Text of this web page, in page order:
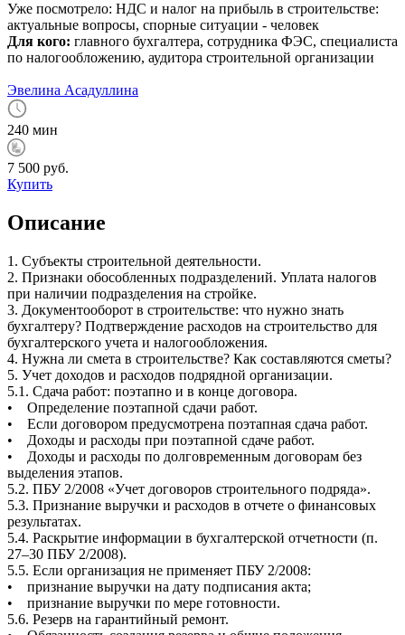
Уже посмотрело: НДС и налог на прибыль в строительстве:
актуальные вопросы, спорные ситуации - человек
Для кого: главного бухгалтера, сотрудника ФЭС, специалиста
по налогообложению, аудитора строительной организации
Эвелина Асадуллина
240 мин
7 500 руб.
Купить
Описание
1. Субъекты строительной деятельности.
2. Признаки обособленных подразделений. Уплата налогов
при наличии подразделения на стройке.
3. Документооборот в строительстве: что нужно знать
бухгалтеру? Подтверждение расходов на строительство для
бухгалтерского учета и налогообложения.
4. Нужна ли смета в строительстве? Как составляются сметы?
5. Учет доходов и расходов подрядной организации.
5.1. Сдача работ: поэтапно и в конце договора.
• Определение поэтапной сдачи работ.
• Если договором предусмотрена поэтапная сдача работ.
• Доходы и расходы при поэтапной сдаче работ.
• Доходы и расходы по долговременным договорам без
выделения этапов.
5.2. ПБУ 2/2008 «Учет договоров строительного подряда».
5.3. Признание выручки и расходов в отчете о финансовых
результатах.
5.4. Раскрытие информации в бухгалтерской отчетности (п.
27–30 ПБУ 2/2008).
5.5. Если организация не применяет ПБУ 2/2008:
• признание выручки на дату подписания акта;
• признание выручки по мере готовности.
5.6. Резерв на гарантийный ремонт.